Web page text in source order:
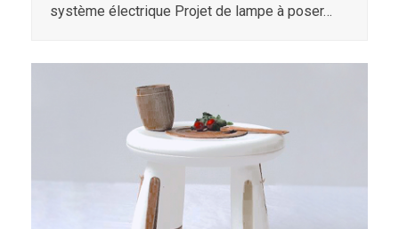
système électrique Projet de lampe à poser…